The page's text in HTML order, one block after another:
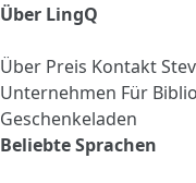
Über LingQ
Über Preis Kontakt
Unternehmen Für
Geschenkeladen
Beliebte Sprachen